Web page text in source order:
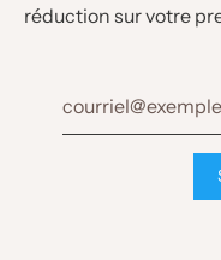
réduction sur votre